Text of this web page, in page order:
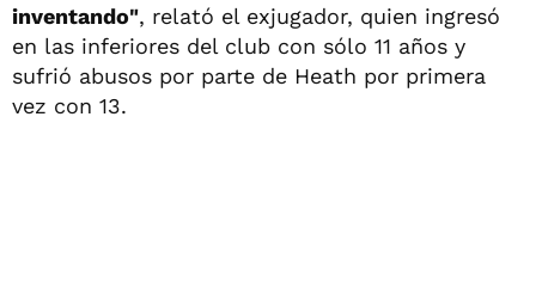
inventando", relató el exjugador, quien ingresó
en las inferiores del club con sólo 11 años y
sufrió abusos por parte de Heath por primera
vez con 13.